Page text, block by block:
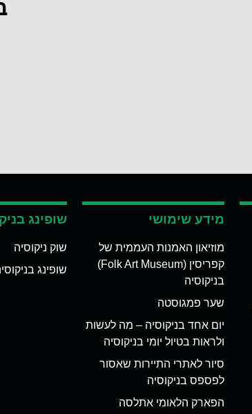
מידע שימושי
מוזיאון האמנות העממית של
קפריסין (Folk Art Museum)
בניקוסיה
שער פמגוסטה
יום אחד בניקוסיה – מה לעשות
ולראות בטיול יומי בניקוסיה
סיור לאתרי התיירות שאסור
לפספס בניקוסיה
הפארק הלאומי אתלסה
שופינג
שוק ניקוסיה
שופינג